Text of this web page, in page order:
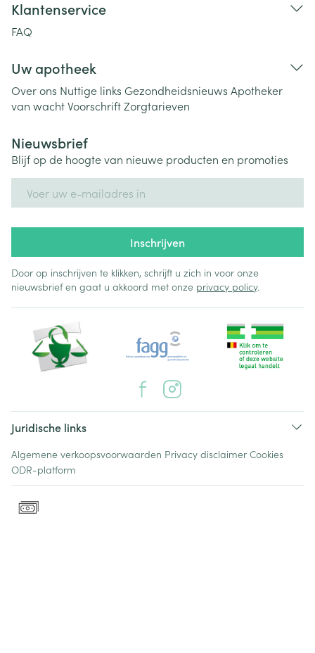
Klantenservice
FAQ
Uw apotheek
Over ons Nuttige links Gezondheidsnieuws Apotheker
van wachtVoorschriftZorgtarieven
Nieuwsbrief
Blijf op de hoogte van nieuwe producten en promoties
Inschrijven
Door op inschrijven te klikken, schrijft u zich in voor onze
nieuwsbrief en gaat u akkoord met onze privacy policy.
Juridische links
Algemene verkoopsvoorwaarden Privacy disclaimer Cookies
ODR-platform